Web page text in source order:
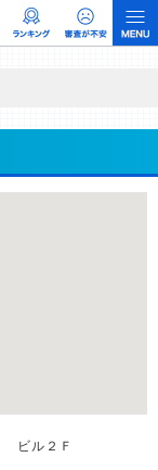
ザーへの口コミ収集な
ビル２Ｆ